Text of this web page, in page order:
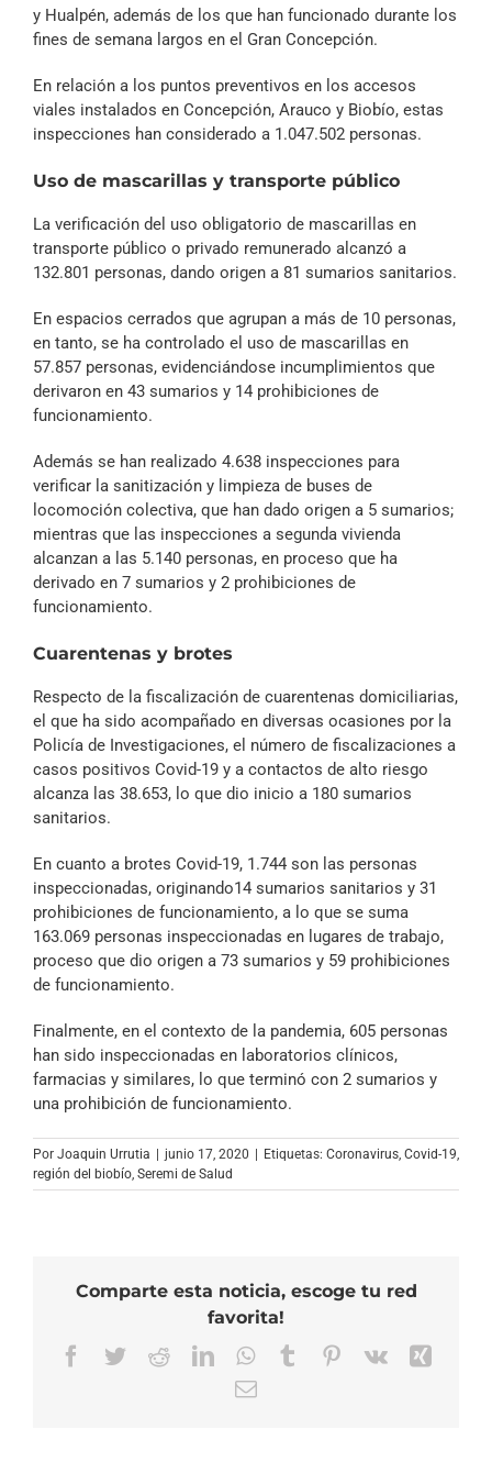
y Hualpén, además de los que han funcionado durante los
fines de semana largos en el Gran Concepción.
En relación a los puntos preventivos en los accesos
viales instalados en Concepción, Arauco y Biobío, estas
inspecciones han considerado a 1.047.502 personas.
Uso de mascarillas y transporte público
La verificación del uso obligatorio de mascarillas en
transporte público o privado remunerado alcanzó a
132.801 personas, dando origen a 81 sumarios sanitarios.
En espacios cerrados que agrupan a más de 10 personas,
en tanto, se ha controlado el uso de mascarillas en
57.857 personas, evidenciándose incumplimientos que
derivaron en 43 sumarios y 14 prohibiciones de
funcionamiento.
Además se han realizado 4.638 inspecciones para
verificar la sanitización y limpieza de buses de
locomoción colectiva, que han dado origen a 5 sumarios;
mientras que las inspecciones a segunda vivienda
alcanzan a las 5.140 personas, en proceso que ha
derivado en 7 sumarios y 2 prohibiciones de
funcionamiento.
Cuarentenas y brotes
Respecto de la fiscalización de cuarentenas domiciliarias,
el que ha sido acompañado en diversas ocasiones por la
Policía de Investigaciones, el número de fiscalizaciones a
casos positivos Covid-19 y a contactos de alto riesgo
alcanza las 38.653, lo que dio inicio a 180 sumarios
sanitarios.
En cuanto a brotes Covid-19, 1.744 son las personas
inspeccionadas, originando14 sumarios sanitarios y 31
prohibiciones de funcionamiento, a lo que se suma
163.069 personas inspeccionadas en lugares de trabajo,
proceso que dio origen a 73 sumarios y 59 prohibiciones
de funcionamiento.
Finalmente, en el contexto de la pandemia, 605 personas
han sido inspeccionadas en laboratorios clínicos,
farmacias y similares, lo que terminó con 2 sumarios y
una prohibición de funcionamiento.
Por Joaquin Urrutia junio 17, 2020 Etiquetas: Coronavirus, Covid-19,
región del biobío, Seremi de Salud
Comparte esta noticia, escoge tu red
favorita!
Facebook
TwitterRedditLinkedInWhatsApp
TumblrPinterest
Vk
Correo